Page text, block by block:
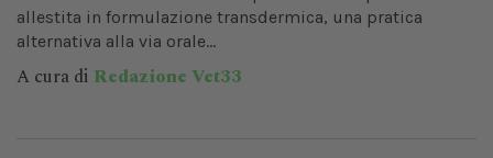
allestita in formulazione transdermica, una pratica
alternativa alla via orale...
A cura di Redazione Vet33